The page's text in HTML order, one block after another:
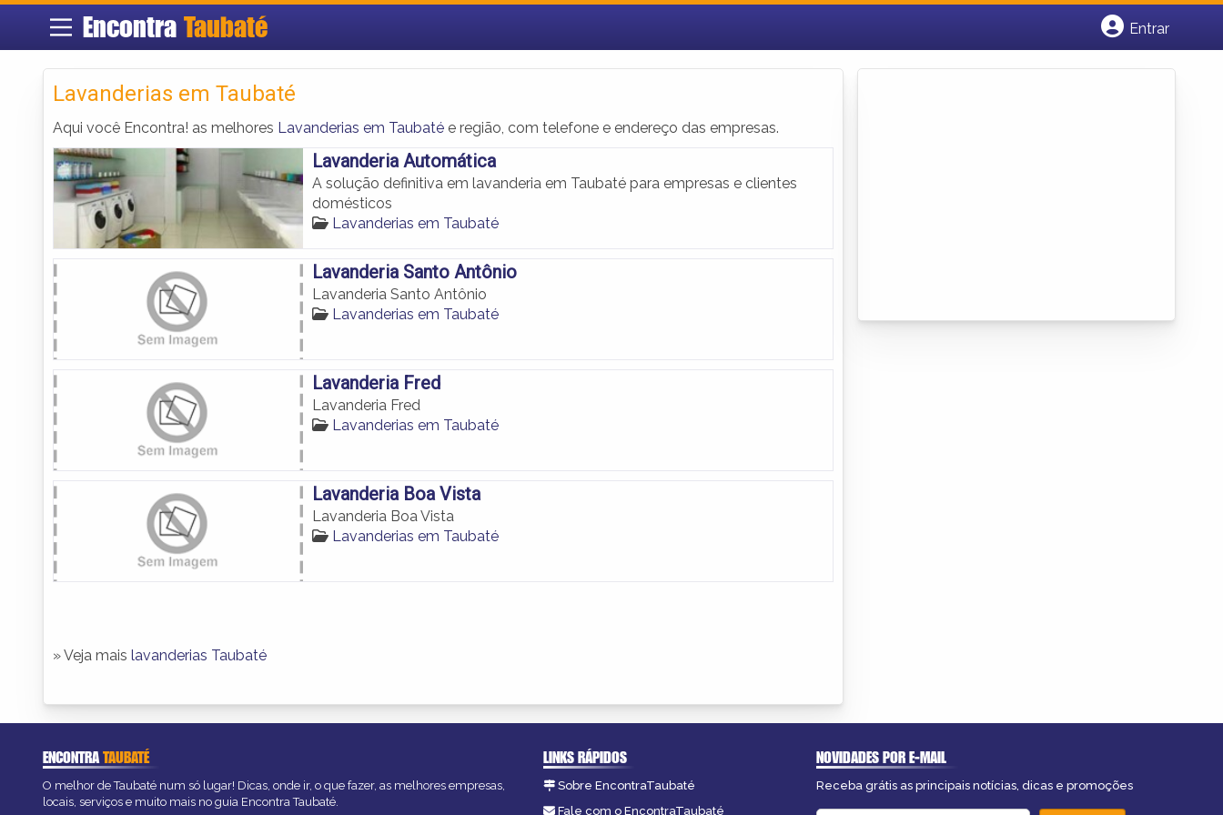
Encontra Taubaté
Entrar
Lavanderias em Taubaté
Aqui você Encontra! as melhores Lavanderias em Taubaté e região, com telefone e endereço das empresas.
Lavanderia Automática
A solução definitiva em lavanderia em Taubaté para empresas e clientes
domésticos
Lavanderias em Taubaté
Lavanderia Santo Antônio
Lavanderia Santo Antônio
Lavanderias em Taubaté
Lavanderia Fred
Lavanderia Fred
Lavanderias em Taubaté
Lavanderia Boa Vista
Lavanderia Boa Vista
Lavanderias em Taubaté
» Veja mais lavanderias Taubaté
ENCONTRATAUBATÉ
O melhor de Taubaté num só lugar! Dicas, onde ir, o que fazer, as melhores empresas,
locais, serviços e muito mais no guia Encontra Taubaté.
LINKS RÁPIDOS
Sobre EncontraTaubaté
Fale com o EncontraTaubaté
NOVIDADES POR E-MAIL
Receba grátis as principais notícias, dicas e promoções